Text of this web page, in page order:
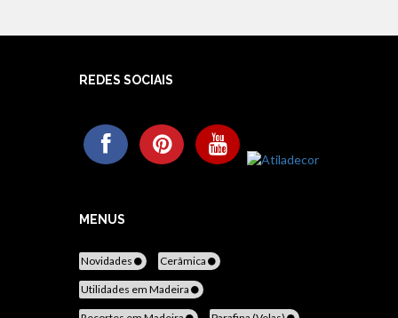
REDES SOCIAIS
MENUS
Novidades Cerâmica
Utilidades em Madeira